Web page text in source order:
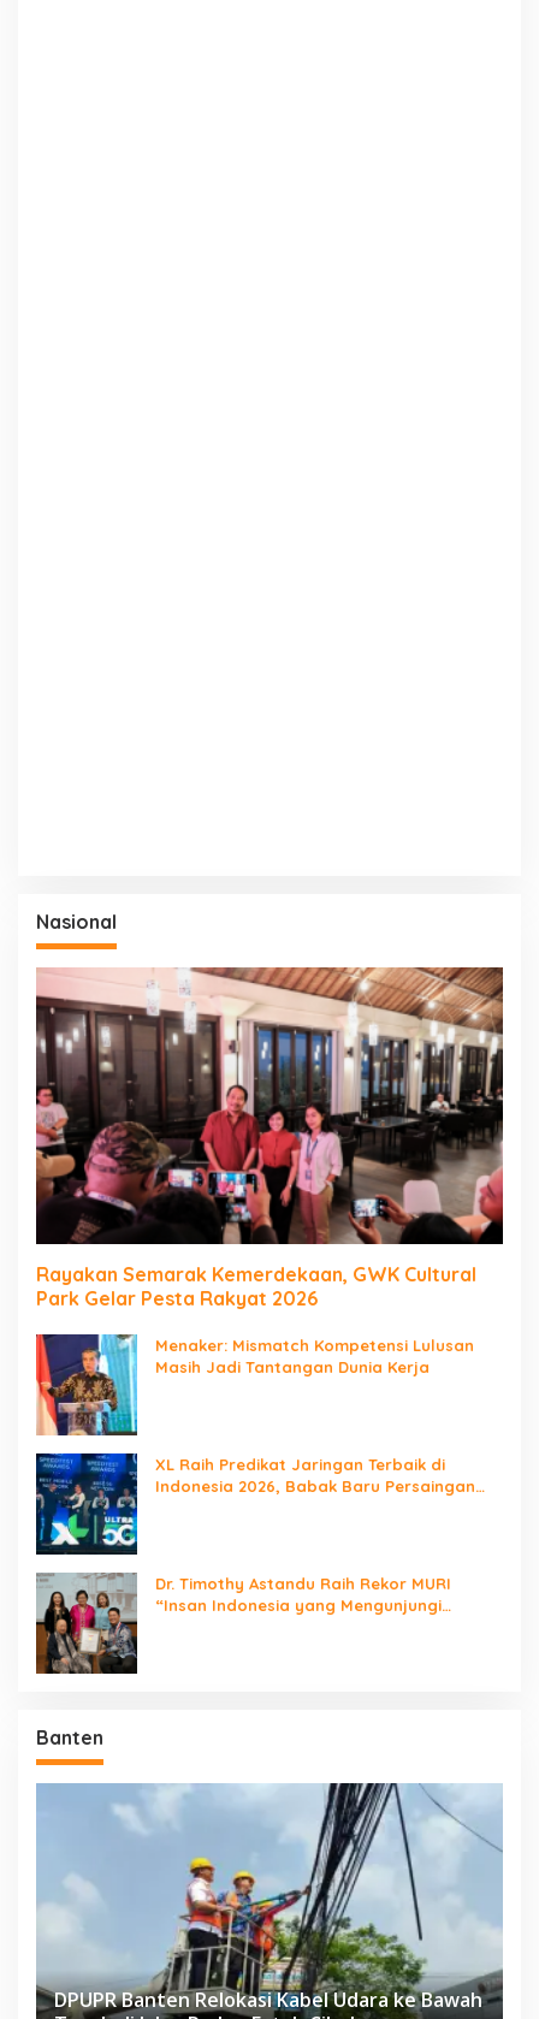
Nasional
Rayakan Semarak Kemerdekaan, GWK Cultural
Park Gelar Pesta Rakyat 2026
Menaker: Mismatch Kompetensi Lulusan
Masih Jadi Tantangan Dunia Kerja
XL Raih Predikat Jaringan Terbaik di
Indonesia 2026, Babak Baru Persaingan
Dr. Timothy Astandu Raih Rekor MURI
“Insan Indonesia yang Mengunjungi
Banten
DPUPR Banten Relokasi Kabel Udara ke Bawah